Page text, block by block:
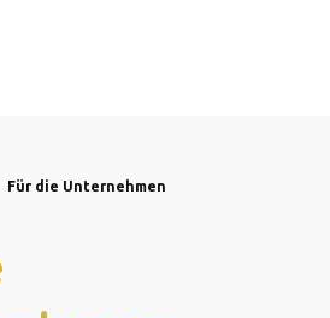
Für die Unternehmen